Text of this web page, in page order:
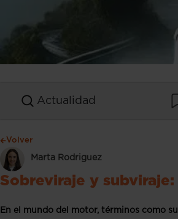
Actualidad
Volver
Marta Rodriguez
Sobreviraje y s
En el mundo del motor, términos como